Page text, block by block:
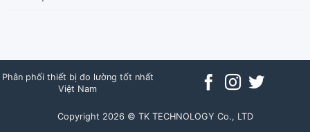
Copyright 2026 © TK TECHNOLOGY Co., LTD
Phân phối thiết bị đo lường tốt nhất
Việt Nam